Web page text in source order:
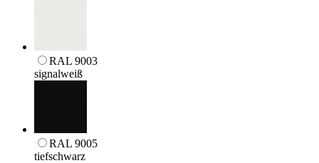
RAL 9003
signalweiß
RAL 9005
tiefschwarz